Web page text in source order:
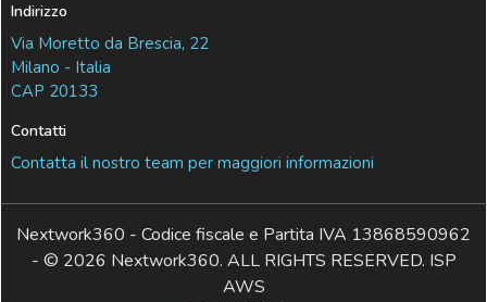
Indirizzo
Via Moretto da Brescia, 22
Milano - Italia
CAP 20133
Contatti
Contatta il nostro team per maggiori informazioni
Nextwork360 - Codice fiscale e Partita IVA 13868590962
- © 2026 Nextwork360. ALL RIGHTS RESERVED. ISP
AWS